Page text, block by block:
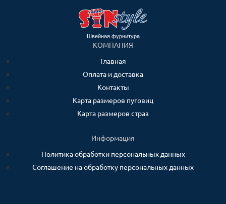
Швейная фурнитура
КОМПАНИЯ
Главная
Оплата и доставка
Контакты
Карта размеров пуговиц
Карта размеров страз
Информация
Политика обработки персональных данных
Соглашение на обработку персональных данных